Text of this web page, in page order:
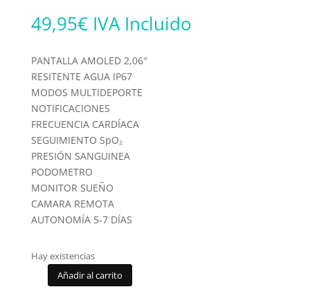
49,95€ IVA Incluido
PANTALLA AMOLED 2,06″
RESITENTE AGUA IP67
MODOS MULTIDEPORTE
NOTIFICACIONES
FRECUENCIA CARDÍACA
SEGUIMIENTO SpO₂
PRESIÓN SANGUINEA
PODOMETRO
MONITOR SUEÑO
CAMARA REMOTA
AUTONOMÍA 5-7 DÍAS
Hay existencias
Smartwatch
Añadir al carrito